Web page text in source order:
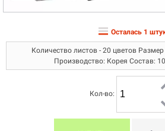
Осталась 1
Количество листов - 20 цветов
Производство: Корея Состав:
Кол-во: